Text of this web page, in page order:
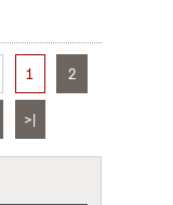
1 2
>|